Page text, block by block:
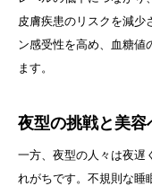
皮膚疾患のリスクを減少
ン感受性を高め、血糖値
ます。
夜型の挑戦と美容
一方、夜型の人々は夜遅
れがちです。不規則な睡